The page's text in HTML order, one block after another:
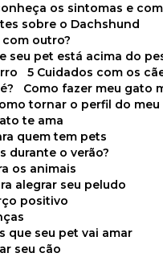
os sintomas e
sobre o Dachshund
com outro?
seu pet está acima do
5 Cuidados com os
Como fazer meu gato
Como tornar o perfil do
te ama
quem tem pets
durante o verão?
os animais
alegrar seu peludo
positivo
que seu pet vai amar
seu cão